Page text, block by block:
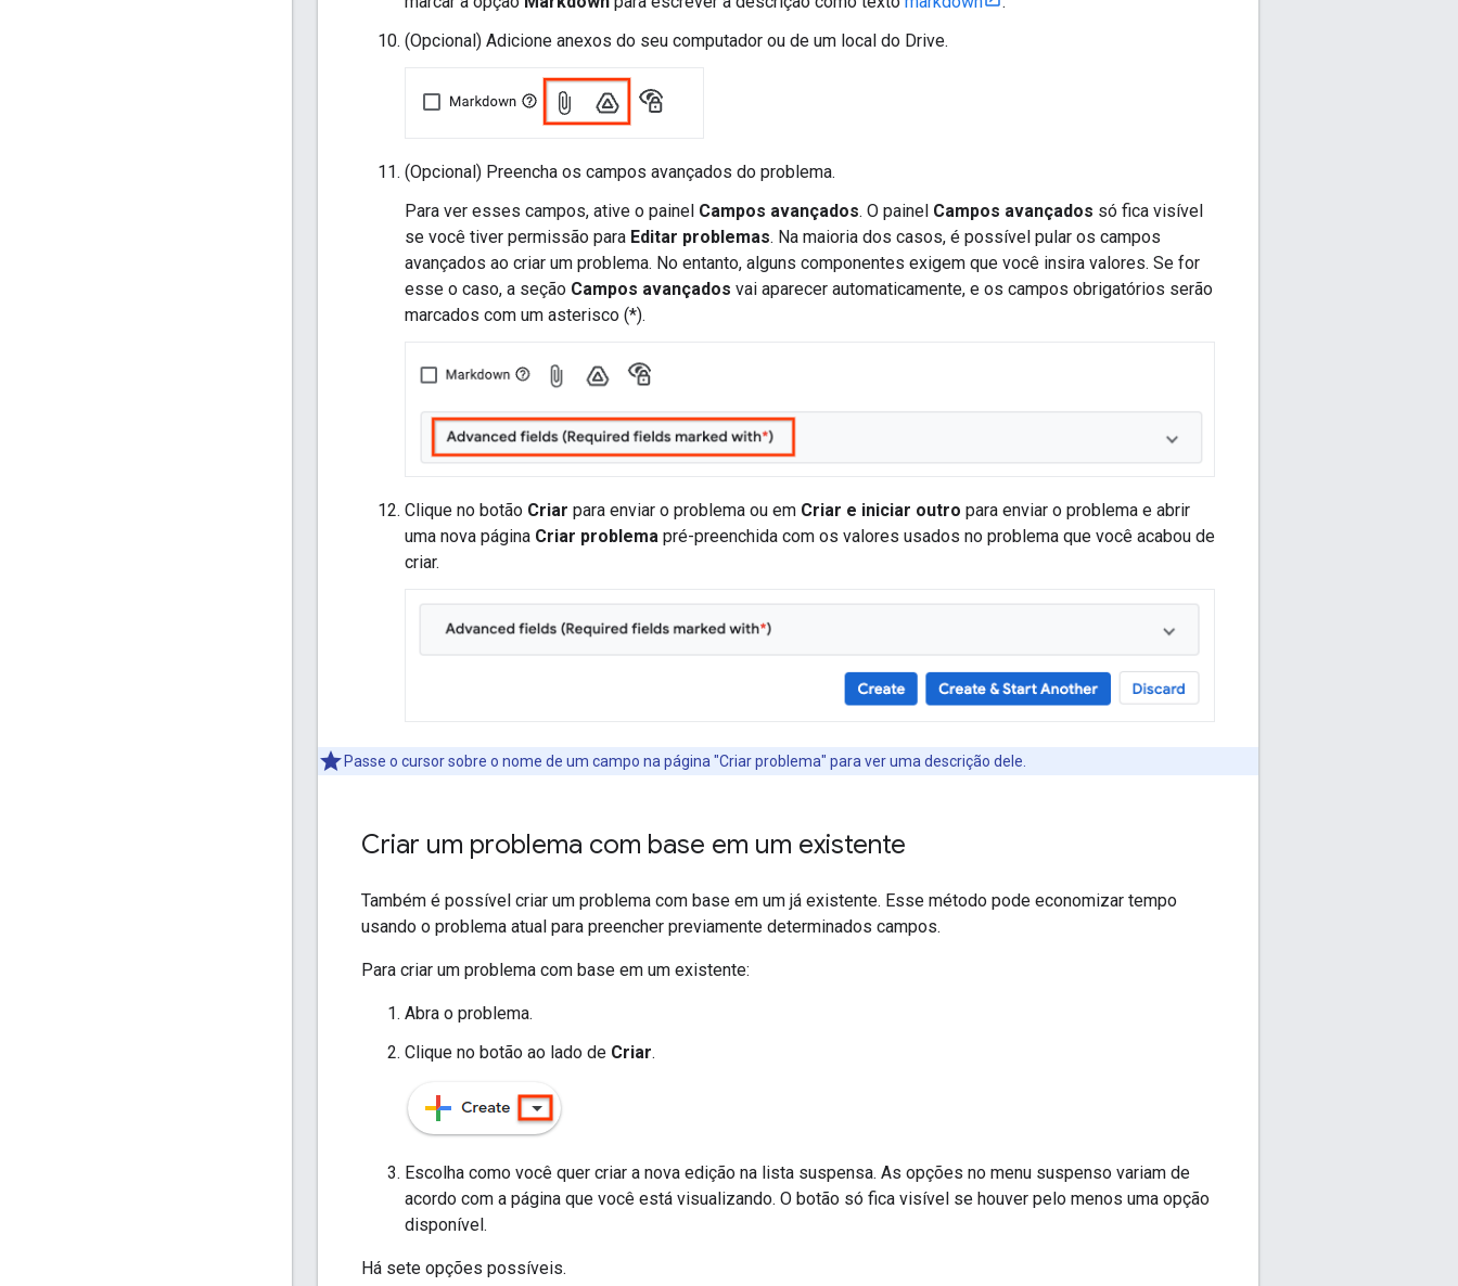
(Opcional) Adicione anexos do seu computador ou de um local do Drive.
(Opcional) Preencha os campos avançados do problema.
Para ver esses campos, ative o painel Campos avançados. O painel Campos avançados só fica visível
se você tiver permissão para Editar problemas. Na maioria dos casos, é possível pular os campos
avançados ao criar um problema. No entanto, alguns componentes exigem que você insira valores. Se for
esse o caso, a seção Campos avançados vai aparecer automaticamente, e os campos obrigatórios serão
marcados com um asterisco (*).
Clique no botão Criar para enviar o problema ou em Criar e iniciar outro para enviar o problema e abrir
uma nova página Criar problema pré-preenchida com os valores usados no problema que você acabou de
criar.
Passe o cursor sobre o nome de um campo na página "Criar problema" para ver uma descrição dele.
Criar um problema com base em um existente
Também é possível criar um problema com base em um já existente. Esse método pode economizar tempo
usando o problema atual para preencher previamente determinados campos.
Para criar um problema com base em um existente:
Abra o problema.
Clique no botão ao lado de Criar.
Escolha como você quer criar a nova edição na lista suspensa. As opções no menu suspenso variam de
acordo com a página que você está visualizando. O botão só fica visível se houver pelo menos uma opção
disponível.
Há sete opções possíveis.